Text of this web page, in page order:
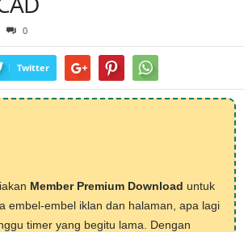
0
Twitter
Member Premium Download untuk
embel-embel iklan dan halaman, apa lagi
timer yang begitu lama. Dengan